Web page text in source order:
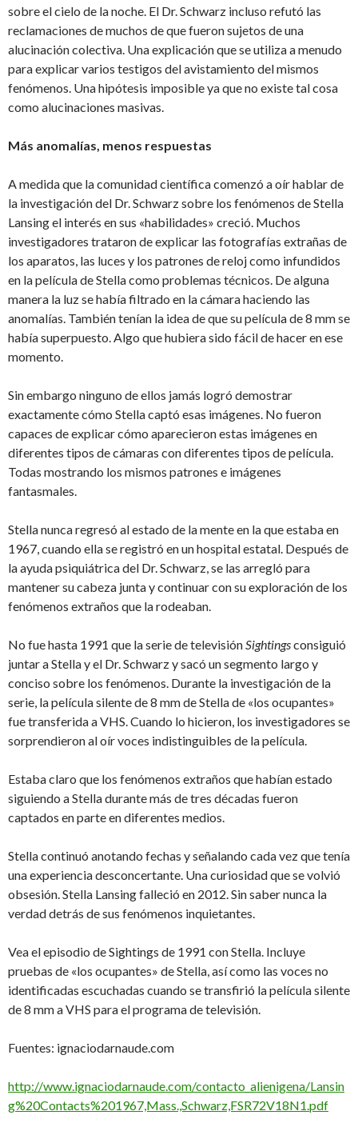
sobre el cielo de la noche. El Dr. Schwarz incluso refutó las
reclamaciones de muchos de que fueron sujetos de una
alucinación colectiva. Una explicación que se utiliza a menudo
para explicar varios testigos del avistamiento del mismos
fenómenos. Una hipótesis imposible ya que no existe tal cosa
como alucinaciones masivas.
Más anomalías, menos respuestas
A medida que la comunidad científica comenzó a oír hablar de
la investigación del Dr. Schwarz sobre los fenómenos de Stella
Lansing el interés en sus «habilidades» creció. Muchos
investigadores trataron de explicar las fotografías extrañas de
los aparatos, las luces y los patrones de reloj como infundidos
en la película de Stella como problemas técnicos. De alguna
manera la luz se había filtrado en la cámara haciendo las
anomalías. También tenían la idea de que su película de 8 mm se
había superpuesto. Algo que hubiera sido fácil de hacer en ese
momento.
Sin embargo ninguno de ellos jamás logró demostrar
exactamente cómo Stella captó esas imágenes. No fueron
capaces de explicar cómo aparecieron estas imágenes en
diferentes tipos de cámaras con diferentes tipos de película.
Todas mostrando los mismos patrones e imágenes
fantasmales.
Stella nunca regresó al estado de la mente en la que estaba en
1967, cuando ella se registró en un hospital estatal. Después de
la ayuda psiquiátrica del Dr. Schwarz, se las arregló para
mantener su cabeza junta y continuar con su exploración de los
fenómenos extraños que la rodeaban.
No fue hasta 1991 que la serie de televisiónSightingsconsiguió
juntar a Stella y el Dr. Schwarz y sacó un segmento largo y
conciso sobre los fenómenos. Durante la investigación de la
serie, la película silente de 8 mm de Stella de «los ocupantes»
fue transferida a VHS. Cuando lo hicieron, los investigadores se
sorprendieron al oír voces indistinguibles de la película.
Estaba claro que los fenómenos extraños que habían estado
siguiendo a Stella durante más de tres décadas fueron
captados en parte en diferentes medios.
Stella continuó anotando fechas y señalando cada vez que tenía
una experiencia desconcertante. Una curiosidad que se volvió
obsesión. Stella Lansing falleció en 2012. Sin saber nunca la
verdad detrás de sus fenómenos inquietantes.
Vea el episodio de Sightings de 1991 con Stella. Incluye
pruebas de «los ocupantes» de Stella, así como las voces no
identificadas escuchadas cuando se transfirió la película silente
de 8 mm a VHS para el programa de televisión.
Fuentes: ignaciodarnaude.com
http://www.ignaciodarnaude.com/contacto_alienigena/Lansin
g%20Contacts%201967,Mass.,Schwarz,FSR72V18N1.pdf